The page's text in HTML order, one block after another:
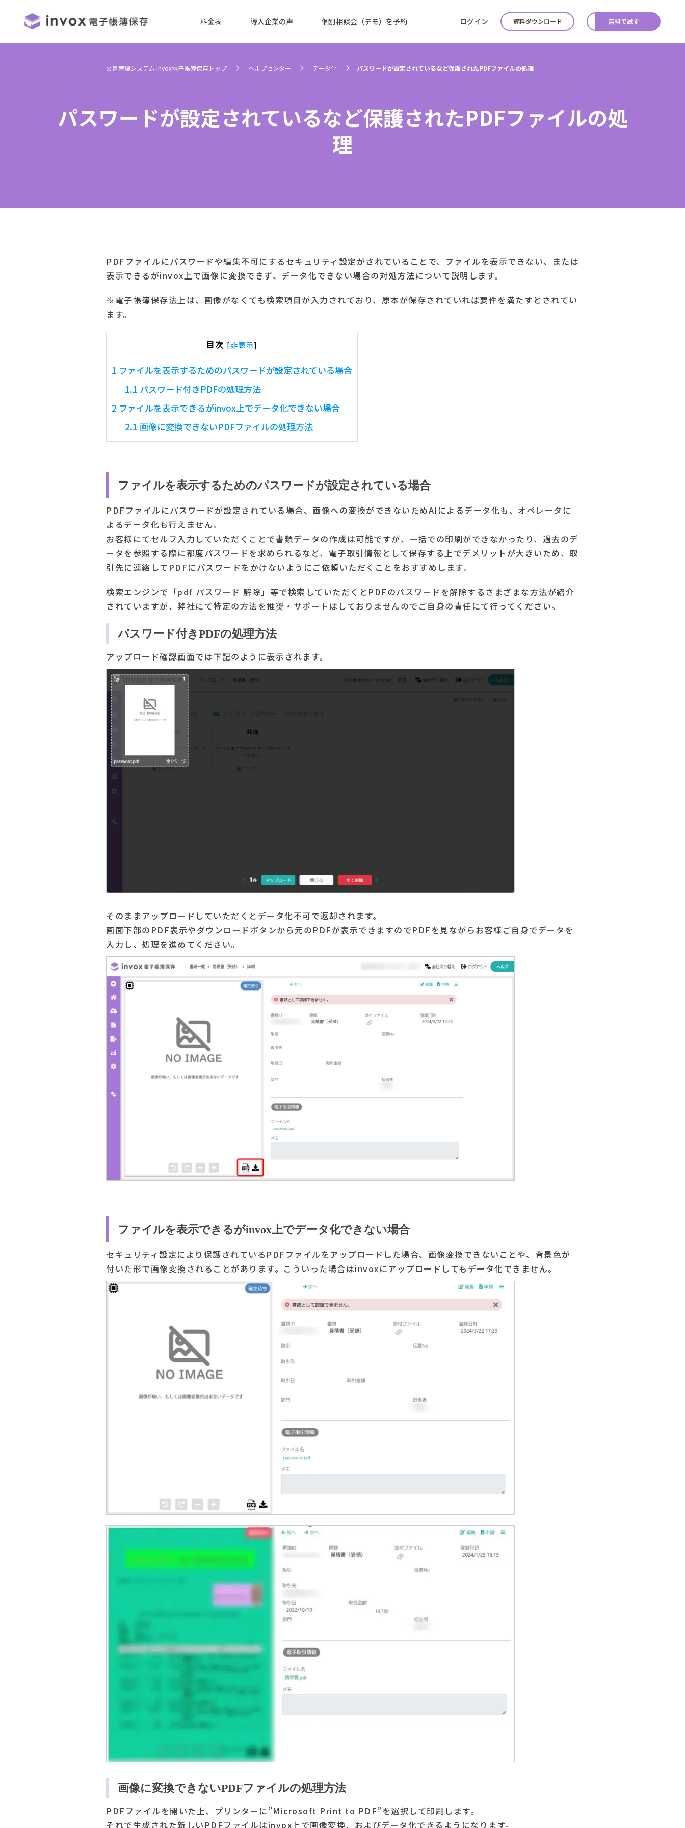
料金表 導入企業の声 個別相談会（デモ）を予約 ログイン 資料ダウンロード 無料で試す
パスワードが設定されているなど保護されたPDFファイルの処
理
文書管理システム invox電子帳簿保存トップ ヘルプセンター データ化 パスワードが設定されているなど保護されたPDFファイルの処理
PDFファイルにパスワードや編集不可にするセキュリティ設定がされていることで、ファイルを表示できない、または
表示できるがinvox上で画像に変換できず、データ化できない場合の対処方法について説明します。
※電子帳簿保存法上は、画像がなくても検索項目が入力されており、原本が保存されていれば要件を満たすとされてい
ます。
目次 [非表示]
1 ファイルを表示するためのパスワードが設定されている場合
1.1 パスワード付きPDFの処理方法
2 ファイルを表示できるがinvox上でデータ化できない場合
2.1 画像に変換できないPDFファイルの処理方法
ファイルを表示するためのパスワードが設定されている場合
PDFファイルにパスワードが設定されている場合、画像への変換ができないためAIによるデータ化も、オペレータに
よるデータ化も行えません。
お客様にてセルフ入力していただくことで書類データの作成は可能ですが、一括での印刷ができなかったり、過去のデ
ータを参照する際に都度パスワードを求められるなど、電子取引情報として保存する上でデメリットが大きいため、取
引先に連絡してPDFにパスワードをかけないようにご依頼いただくことをおすすめします。
検索エンジンで「pdf パスワード 解除」等で検索していただくとPDFのパスワードを解除するさまざまな方法が紹介
されていますが、弊社にて特定の方法を推奨・サポートはしておりませんのでご自身の責任にて行ってください。
パスワード付きPDFの処理方法
アップロード確認画面では下記のように表示されます。
そのままアップロードしていただくとデータ化不可で返却されます。
画面下部のPDF表示やダウンロードボタンから元のPDFが表示できますのでPDFを見ながらお客様ご自身でデータを
入力し、処理を進めてください。
ファイルを表示できるがinvox上でデータ化できない場合
セキュリティ設定により保護されているPDFファイルをアップロードした場合、画像変換できないことや、背景色が
付いた形で画像変換されることがあります。こういった場合はinvoxにアップロードしてもデータ化できません。
画像に変換できないPDFファイルの処理方法
PDFファイルを開いた上、プリンターに”Microsoft Print to PDF”を選択して印刷します。
それで生成された新しいPDFファイルはinvox上で画像変換、およびデータ化できるようになります。